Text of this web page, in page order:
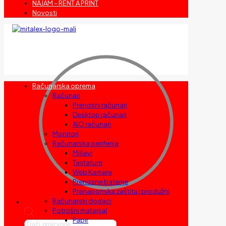
NAJAM – RENT A PRINT
Novosti
Products
Računarska oprema
Računari
Prenosni računari
Desktop računari
AIO računari
Monitori
Računarska periferija
Miševi
Tastature
Web Kamere
Prenosne baterije
Prenaponska zaštita i produžni
Računarski dodaci
Potrošni materijal
Papir